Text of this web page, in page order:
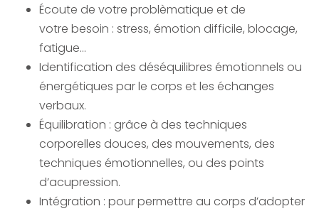
Écoute de votre problèmatique et de
votre besoin : stress, émotion difficile, blocage,
fatigue…
Identification des déséquilibres émotionnels ou
énergétiques par le corps et les échanges
verbaux.
Équilibration : grâce à des techniques
corporelles douces, des mouvements, des
techniques émotionnelles, ou des points
d’acupression.
Intégration : pour permettre au corps d’adopter